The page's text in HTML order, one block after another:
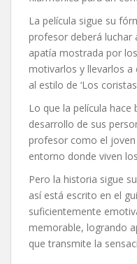
La película sigue su
profesor deberá luchar
apatía mostrada por
motivarlos y llevarlos
al estilo de ‘Los
Lo que la película
desarrollo de sus
profesor como el
entorno donde viven
Pero la historia sigue
así está escrito en el
suficientemente
memorable, logrando
que transmite la